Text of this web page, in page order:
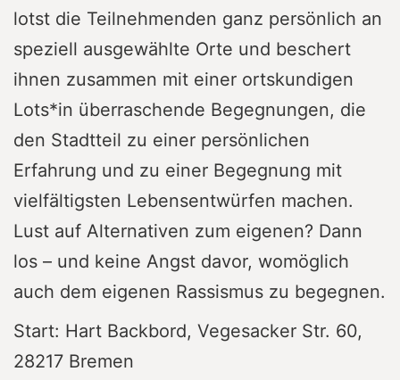
lotst die Teilnehmenden ganz persönlich an
speziell ausgewählte Orte und beschert
ihnen zusammen mit einer ortskundigen
Lots*in überraschende Begegnungen, die
den Stadtteil zu einer persönlichen
Erfahrung und zu einer Begegnung mit
vielfältigsten Lebensentwürfen machen.
Lust auf Alternativen zum eigenen? Dann
los – und keine Angst davor, womöglich
auch dem eigenen Rassismus zu begegnen.
Start: Hart Backbord, Vegesacker Str. 60,
28217 Bremen